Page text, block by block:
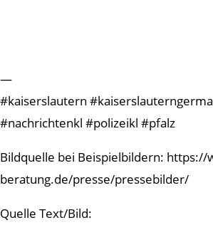
—
#kaiserslautern
#nachrichtenkl #polizeikl #pfalz
Bildquelle bei Beispielbildern: https://
beratung.de/presse/pressebilder/
Quelle Text/Bild: